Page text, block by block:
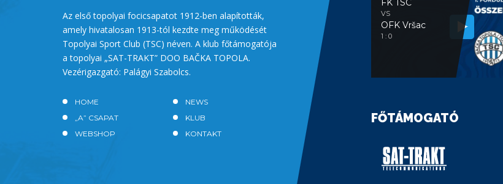
Az első topolyai focicsapatot 1912-ben alapították,
amely hivatalosan 1913-tól kezdte meg működését
Topolyai Sport Club (TSC) néven. A klub főtámogatója
a topolyai „SAT-TRAKT” DOO BAČKA TOPOLA.
Vezérigazgató: Palágyi Szabolcs.
HOME
NEWS
„A” CSAPAT
KLUB
WEBSHOP
KONTAKT
FK TSC
VS
OFK Vršac
1 : 0
FŐTÁMOGATÓ